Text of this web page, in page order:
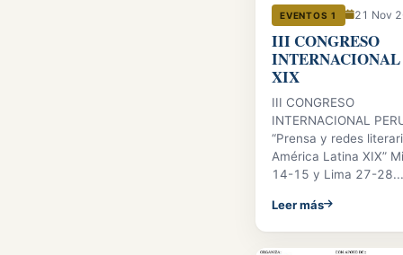
EVENTOS 1 21 Nov
III CONGRESO
INTERNACIONAL
XIX
III CONGRESO
INTERNACIONAL
“Prensa y redes
América Latina XIX”
14-15 y Lima 27-28...
Leer más